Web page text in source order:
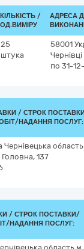
КІЛЬКІСТЬ /
ОД.ВИМІРУ
АДРЕСА
25
штука
58001
Чернівці
по 31-
/ СТРОК
НАДАННЯ ПОСЛУГ:
Чернівецька область
137
/ СТРОК ПОСТАВКИ/
НАДАННЯ ПОСЛУГ: